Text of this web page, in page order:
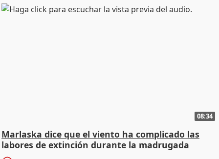
08:34
Marlaska dice que el viento ha complicado las
labores de extinción durante la madrugada